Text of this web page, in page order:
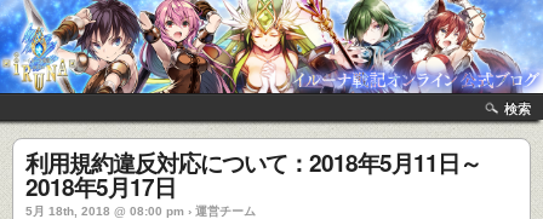
検索
利用規約違反対応について：2018年5月11日～
2018年5月17日
5月 18th, 2018 @ 08:00 pm › 運営チーム